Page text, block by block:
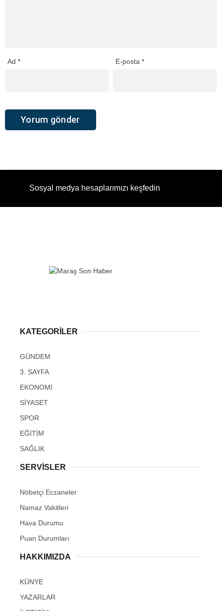
Ad * E-posta*
Sosyal medya hesaplarımızı keşfedin
KATEGORİLER
GÜNDEM
3. SAYFA
EKONOMİ
SİYASET
SPOR
EĞİTİM
SAĞLIK
SERVİSLER
Nöbetçi Eczaneler
Namaz Vakitleri
Hava Durumu
Puan Durumları
HAKKIMIZDA
KÜNYE
YAZARLAR